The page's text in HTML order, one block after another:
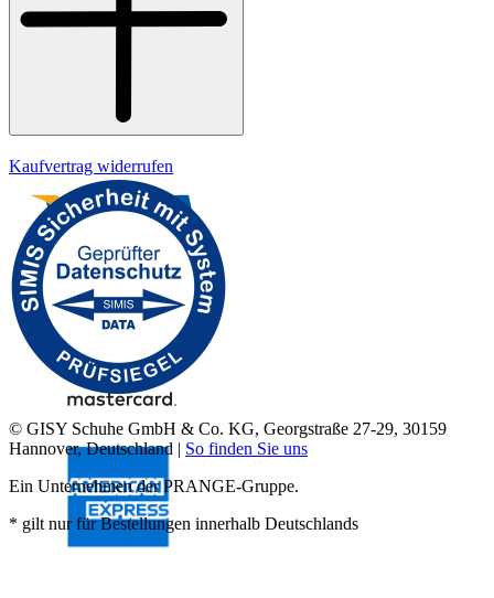
Kaufvertrag widerrufen
© GISY Schuhe GmbH & Co. KG, Georgstraße 27-29, 30159
Hannover, Deutschland | So finden Sie uns
Ein Unternehmen der PRANGE-Gruppe.
* gilt nur für Bestellungen innerhalb Deutschlands